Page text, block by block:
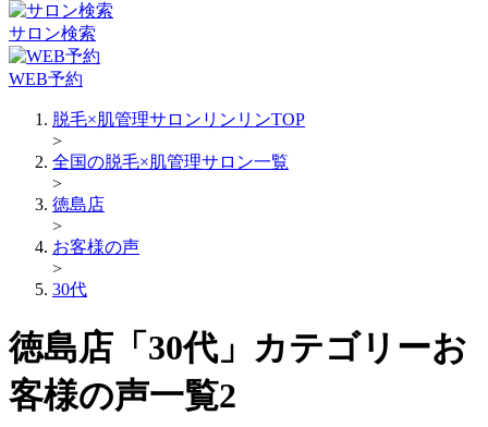
サロン検索
WEB予約
脱毛×肌管理サロンリンリンTOP
>
全国の脱毛×肌管理サロン一覧
>
徳島店
>
お客様の声
>
30代
徳島店「30代」カテゴリーお
客様の声一覧2